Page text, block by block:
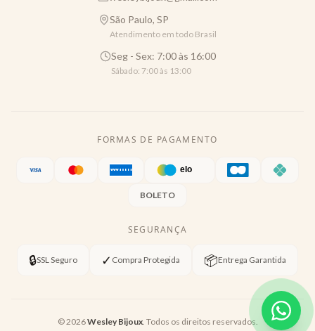
São Paulo, SP
Atendimento em todo Brasil
Seg - Sex: 7:00 às 16:00
Sábado: 7:00 às 13:00
FORMAS DE PAGAMENTO
BOLETO
SEGURANÇA
🔒SSL Seguro ✓ Compra Protegida 📦Entrega Garantida
©2026Wesley Bijoux. Todos os direitos reservados.